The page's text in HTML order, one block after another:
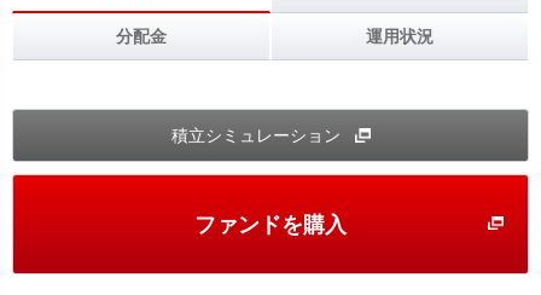
積立シミュレーション
ファンドを購入